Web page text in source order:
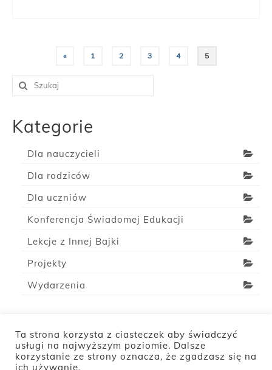
Nawigacja
po
wpisach
« 1 2 3 4 5
Szuklaj
w:
Kategorie
Dla nauczycieli
Dla rodziców
Dla uczniów
Konferencja Świadomej Edukacji
Lekcje z Innej Bajki
Projekty
Wydarzenia
O Nas Polityka prywatności Kontakt
Wpłacam
Ta strona korzysta z ciasteczek aby świadczyć
usługi na najwyższym poziomie. Dalsze
korzystanie ze strony oznacza, że zgadzasz się na
ich używanie.